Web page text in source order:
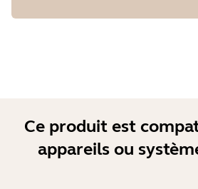
Ce produit est
appareils ou